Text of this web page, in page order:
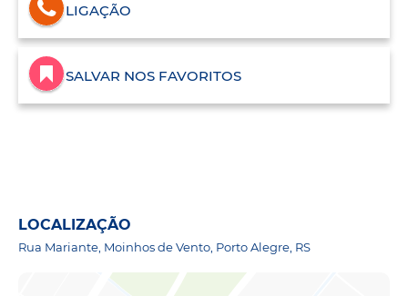
LIGAÇÃO
SALVAR NOS FAVORITOS
LOCALIZAÇÃO
Rua Mariante, Moinhos de Vento, Porto Alegre, RS